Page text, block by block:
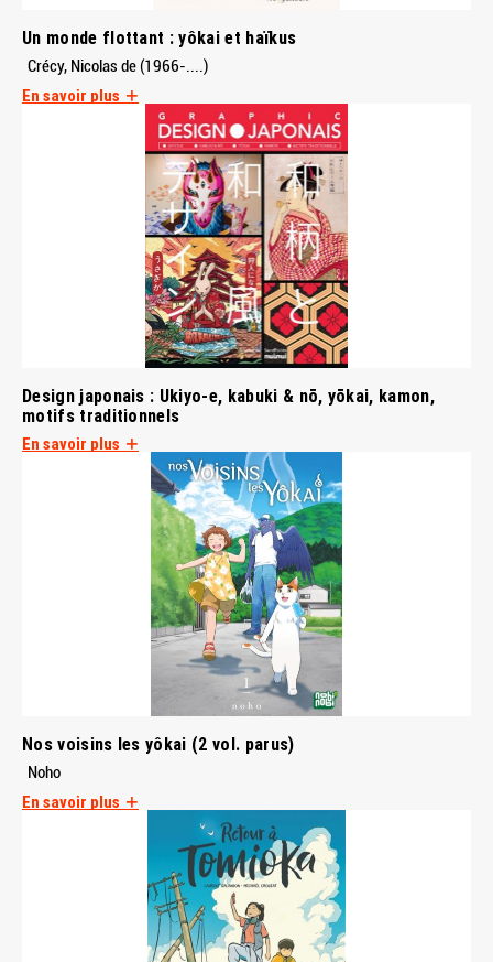
Un monde flottant : yôkai et haïkus
Crécy, Nicolas de (1966-....)
En savoir plus
Design japonais : Ukiyo-e, kabuki & nō, yōkai, kamon,
motifs traditionnels
En savoir plus
Nos voisins les yôkai (2 vol. parus)
Noho
En savoir plus